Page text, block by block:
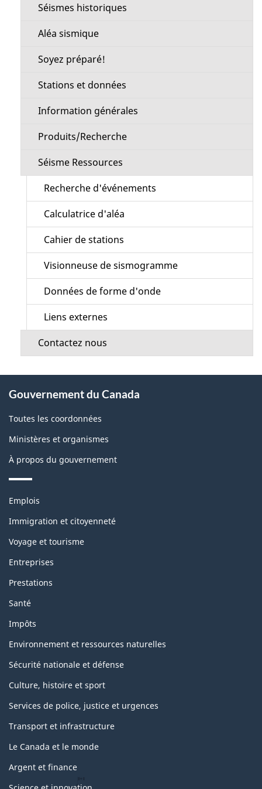
Séismes historiques
Aléa sismique
Soyez préparé!
Stations et données
Information générales
Produits/Recherche
Séisme Ressources
Recherche d'événements
Calculatrice d'aléa
Cahier de stations
Visionneuse de sismogramme
Données de forme d'onde
Liens externes
Contactez nous
propos
de
ce
Gouvernement du Canada
Toutes les coordonnées
Ministères et organismes
À propos du gouvernement
Thèmes
sujets
Emplois
Immigration et citoyenneté
Voyage et tourisme
Entreprises
Prestations
Santé
Impôts
Environnement et ressources naturelles
Sécurité nationale et défense
Culture, histoire et sport
Services de police, justice et urgences
Transport et infrastructure
Le Canada et le monde
Argent et finance